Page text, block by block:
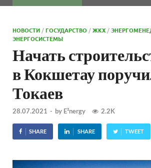
НОВОСТИ /ГОСУДАРСТВО /ЖКХ /
ЭНЕРГОСИСТЕМЫ
Начать
в Кокшетау
Токаев
28.07.2021 - by E²nergy 2.2K
SHARE SHARE TWEET